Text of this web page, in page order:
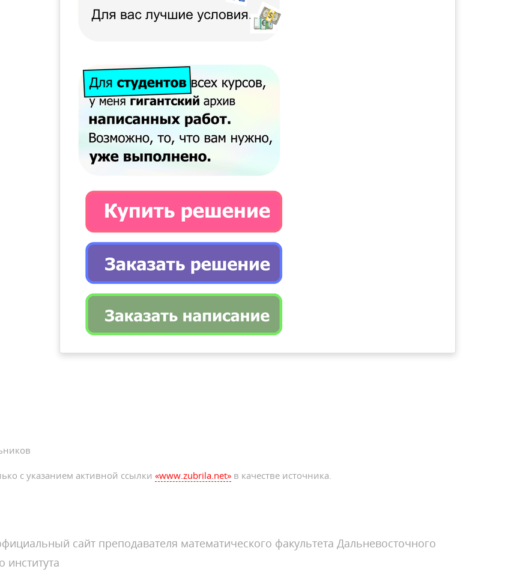
с указанием активной ссылки «www.zubrila.net» в качестве источника.
сайт преподавателя математического факультета Дальневосточного
института